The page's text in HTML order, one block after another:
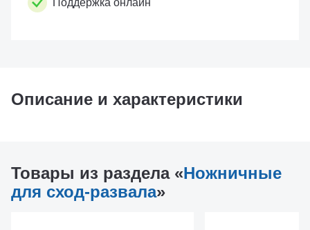
Поддержка онлайн
Описание и характеристики
Товары из раздела «Ножничные
для сход-развала»